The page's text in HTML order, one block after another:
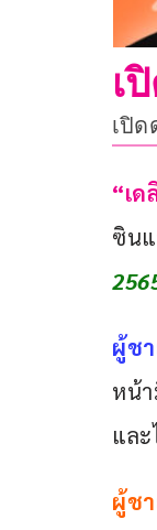
เ
เปิด
“เด
ซิน
ผู้ช
หน้า
แล
ผู้ช